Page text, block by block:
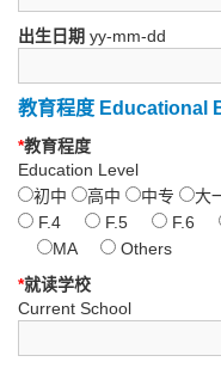
出生日期 yy-mm-dd
教育程度 Educational
*教育程度
Education Level
初中
高中 中专 大
F.4
F.5 F.6
MA
Others
*就读学校
Current School